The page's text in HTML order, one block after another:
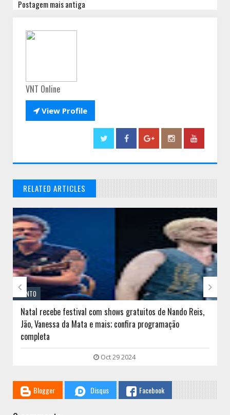
Postagem mais antiga
VNT Online
View Profile
RELATED ARTICLES
// THATS WHAT YOU MIGHT BE LOOKING FOR
EVENTO
Natal recebe festival com shows gratuitos de Nando Reis,
Jão, Vanessa da Mata e mais; confira programação
completa
Oct 29 2024
 
Blogger Disqus Facebook